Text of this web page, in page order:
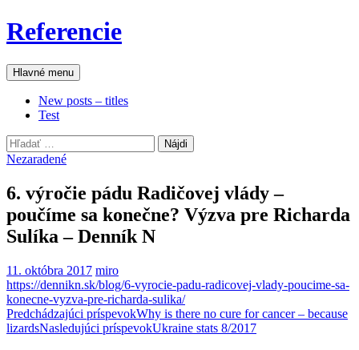
Preskočiť
na
Referencie
Hľadať
Hlavné menu
New posts – titles
Test
Hľadať:
Nezaradené
6. výročie pádu Radičovej vlády –
poučíme sa konečne? Výzva pre Richarda
Sulíka – Denník N
11. októbra 2017 miro
https://dennikn.sk/blog/6-vyrocie-padu-radicovej-vlady-poucime-sa-
konecne-vyzva-pre-richarda-sulika/
Navigácia
článkami
Predchádzajúci príspevokWhy is there no cure for cancer – because
lizardsNasledujúci príspevokUkraine stats 8/2017